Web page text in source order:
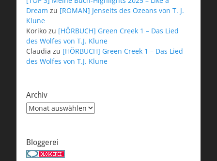
Dream zu [ROMAN] Jenseits des Ozeans von T. J.
Klune
Koriko zu [HÖRBUCH] Green Creek 1 – Das Lied
des Wolfes von T.J. Klune
Claudia zu [HÖRBUCH] Green Creek 1 – Das Lied
des Wolfes von T.J. Klune
Archiv
Archiv
Bloggerei